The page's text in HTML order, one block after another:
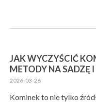
JAK WYCZYŚCIĆ
METODY NA SADZĘ
2026-03-26
Kominek to nie tylko